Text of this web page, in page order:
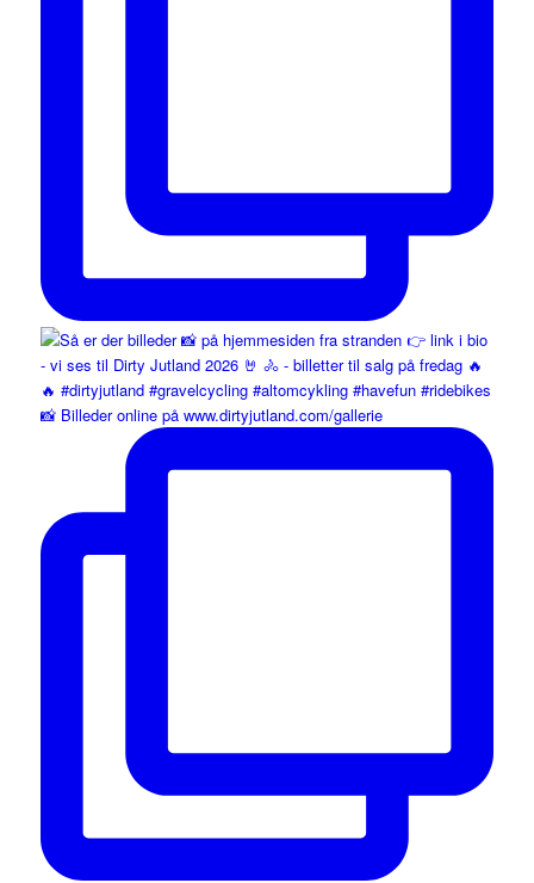
📸 Billeder online på www.dirtyjutland.com/gallerie